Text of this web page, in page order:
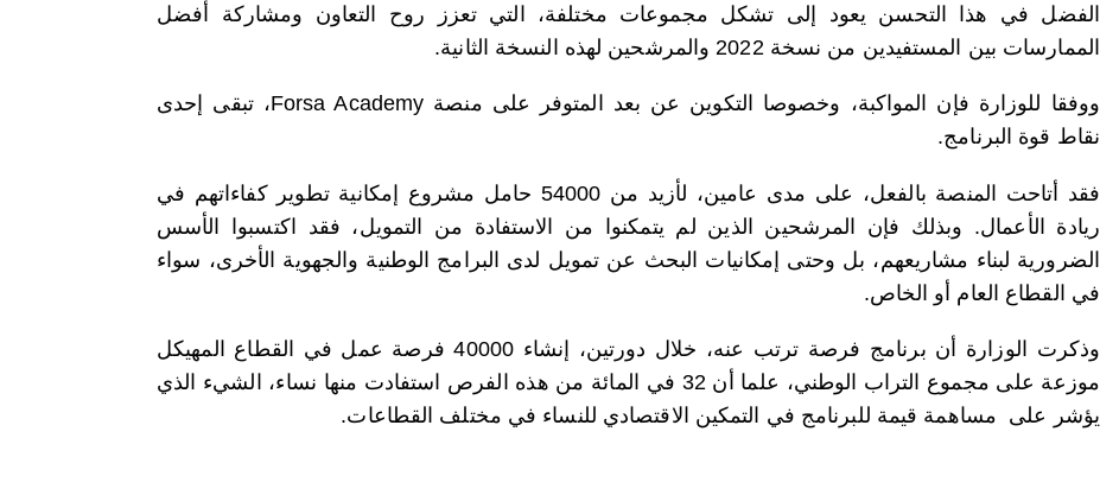
الفضل في هذا التحسن يعود إلى تشكل مجموعات مختلفة، التي تعزز روح التعاون ومشاركة أفضل
الممارسات بين المستفيدين من نسخة 2022 والمرشحين لهذه النسخة الثانية.
ووفقا للوزارة فإن المواكبة، وخصوصا التكوين عن بعد المتوفر على منصة Forsa Academy، تبقى إحدى
نقاط قوة البرنامج.
فقد أتاحت المنصة بالفعل، على مدى عامين، لأزيد من 54000 حامل مشروع إمكانية تطوير كفاءاتهم في
ريادة الأعمال. وبذلك فإن المرشحين الذين لم يتمكنوا من الاستفادة من التمويل، فقد اكتسبوا الأسس
الضرورية لبناء مشاريعهم، بل وحتى إمكانيات البحث عن تمويل لدى البرامج الوطنية والجهوية الأخرى، سواء
في القطاع العام أو الخاص.
وذكرت الوزارة أن برنامج فرصة ترتب عنه، خلال دورتين، إنشاء 40000 فرصة عمل في القطاع المهيكل
موزعة على مجموع التراب الوطني، علما أن 32 في المائة من هذه الفرص استفادت منها نساء، الشيء الذي
يؤشر على مساهمة قيمة للبرنامج في التمكين الاقتصادي للنساء في مختلف القطاعات.